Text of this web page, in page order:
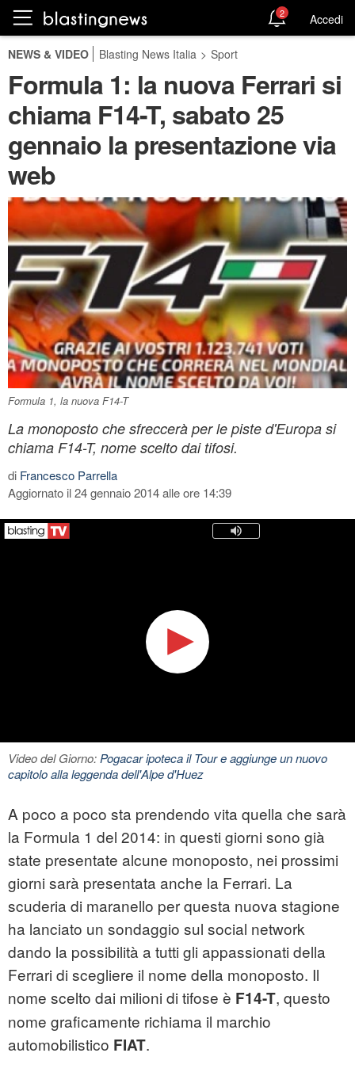
2 Accedi
NEWS & VIDEO Blasting News Italia > Sport
Formula 1: la nuova Ferrari si
chiama F14-T, sabato 25
gennaio la presentazione via
web
Formula 1, la nuova F14-T
La monoposto che sfreccerà per le piste d'Europa si
chiama F14-T, nome scelto dai tifosi.
di Francesco Parrella
Aggiornato il 24 gennaio 2014 alle ore 14:39
Video del Giorno:Pogacar ipoteca il Tour e aggiunge un nuovo
capitolo alla leggenda dell'Alpe d'Huez
A poco a poco sta prendendo vita quella che sarà
la Formula 1 del 2014: in questi giorni sono già
state presentate alcune monoposto, nei prossimi
giorni sarà presentata anche la Ferrari. La
scuderia di maranello per questa nuova stagione
ha lanciato un sondaggio sul social network
dando la possibilità a tutti gli appassionati della
Ferrari di scegliere il nome della monoposto. Il
nome scelto dai milioni di tifose è F14-T, questo
nome graficamente richiama il marchio
automobilistico FIAT.